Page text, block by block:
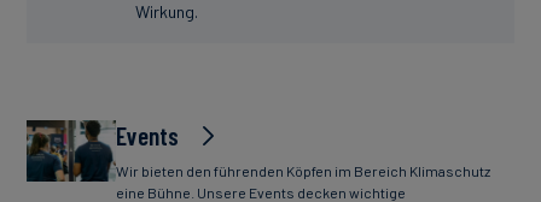
Wirkung.
Events
Wir bieten den führenden Köpfen im Bereich Klimaschutz
eine Bühne. Unsere Events decken wichtige